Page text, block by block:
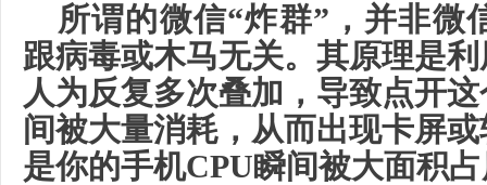
所谓的微信“炸群”，并非微
跟病毒或木马无关。其原理是
人为反复多次叠加，导致点开
间被大量消耗，从而出现卡屏
是你的手机CPU瞬间被大面积